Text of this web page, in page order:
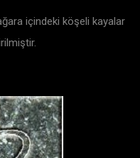
içindeki köşeli kayalar